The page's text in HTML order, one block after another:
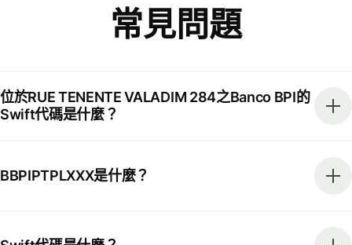
常見問題
位於RUE TENENTE VALADIM 284之Banco BPI的
Swift代碼是什麼？
BBPIPTPLXXX是什麼？